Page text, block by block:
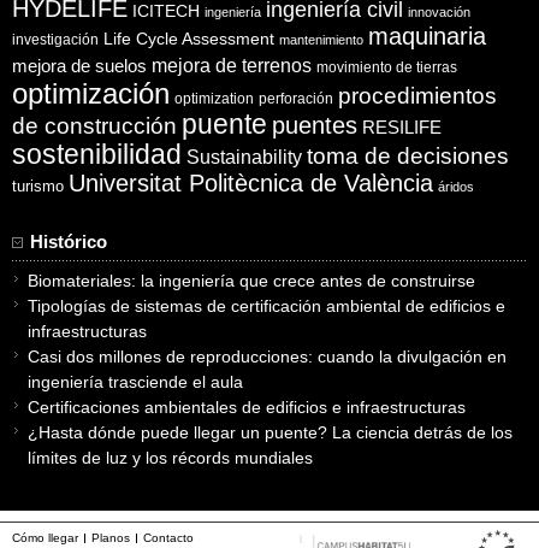
HYDELIFE ICITECH ingeniería ingeniería civil innovación
investigación Life Cycle Assessment mantenimiento maquinaria
mejora de suelos mejora de terrenos movimiento de tierras
optimización optimization perforación procedimientos
de construcción puente puentes RESILIFE
sostenibilidad Sustainability toma de decisiones
turismo Universitat Politècnica de València áridos
Histórico
Biomateriales: la ingeniería que crece antes de construirse
Tipologías de sistemas de certificación ambiental de edificios e
infraestructuras
Casi dos millones de reproducciones: cuando la divulgación en
ingeniería trasciende el aula
Certificaciones ambientales de edificios e infraestructuras
¿Hasta dónde puede llegar un puente? La ciencia detrás de los
límites de luz y los récords mundiales
Cómo llegar Planos Contacto